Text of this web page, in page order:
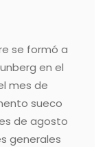
se formó a
en el
mes de
sueco
de agosto
generales